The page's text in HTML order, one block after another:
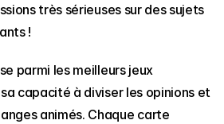
très sérieuses sur des sujets
!
parmi les meilleurs jeux
capacité à diviser les opinions et
animés. Chaque carte